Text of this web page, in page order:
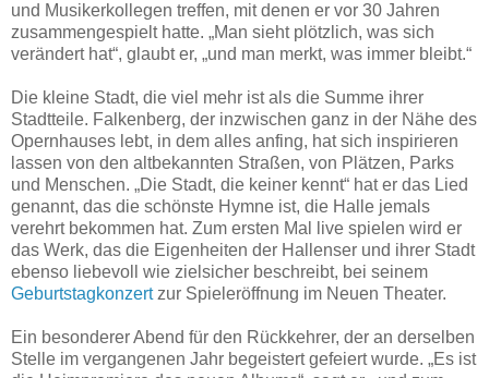
und Musikerkollegen treffen, mit denen er vor 30 Jahren
zusammengespielt hatte. „Man sieht plötzlich, was sich
verändert hat“, glaubt er, „und man merkt, was immer bleibt.“
Die kleine Stadt, die viel mehr ist als die Summe ihrer
Stadtteile. Falkenberg, der inzwischen ganz in der Nähe des
Opernhauses lebt, in dem alles anfing, hat sich inspirieren
lassen von den altbekannten Straßen, von Plätzen, Parks
und Menschen. „Die Stadt, die keiner kennt“ hat er das Lied
genannt, das die schönste Hymne ist, die Halle jemals
verehrt bekommen hat. Zum ersten Mal live spielen wird er
das Werk, das die Eigenheiten der Hallenser und ihrer Stadt
ebenso liebevoll wie zielsicher beschreibt, bei seinem
Geburtstagkonzertzur Spieleröffnung im Neuen Theater.
Ein besonderer Abend für den Rückkehrer, der an derselben
Stelle im vergangenen Jahr begeistert gefeiert wurde. „Es ist